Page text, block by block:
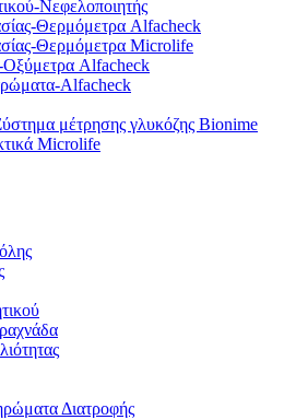
Νεφελοποιητής
Θερμόμετρα Alfacheck
Θερμόμετρα Microlife
Οξύμετρα Alfacheck
Alfacheck
μέτρησης γλυκόζης Bionime
Microlife
Διατροφής